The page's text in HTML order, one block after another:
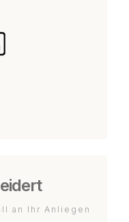
an Ihr Anliegen